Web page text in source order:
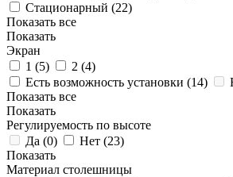
Стационарный (22)
Показать все
Показать
Экран
1 (5) 2 (4)
Есть возможность установки (14)
Показать все
Показать
Регулируемость по высоте
Да (0) Нет (23)
Показать
Материал столешницы